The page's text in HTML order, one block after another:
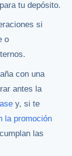
tu depósito.
si
o
con una
antes la
y, si te
la promoción
las